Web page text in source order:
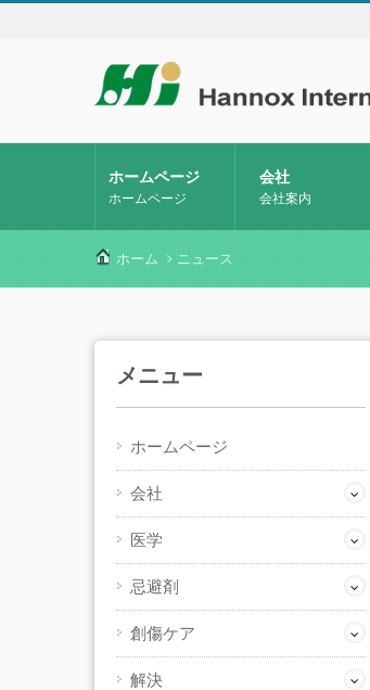
ホームページ
ホームページ
会社
会社案内
ホーム ニュース
メニュー
ホームページ
会社
医学
忌避剤
創傷ケア
解決